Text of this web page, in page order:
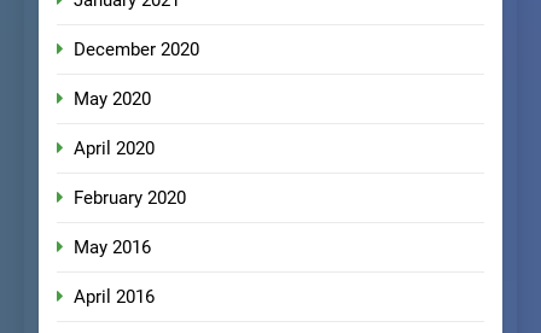
December 2020
May 2020
April 2020
February 2020
May 2016
April 2016